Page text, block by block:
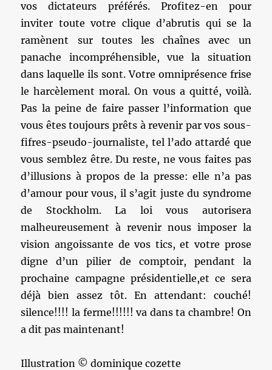
vos dictateurs préférés. Profitez-en pour
inviter toute votre clique d’abrutis qui se la
ramènent sur toutes les chaînes avec un
panache incompréhensible, vue la situation
dans laquelle ils sont. Votre omniprésence frise
le harcèlement moral. On vous a quitté, voilà.
Pas la peine de faire passer l’information que
vous êtes toujours prêts à revenir par vos sous-
fifres-pseudo-journaliste, tel l’ado attardé que
vous semblez être. Du reste, ne vous faites pas
d’illusions à propos de la presse: elle n’a pas
d’amour pour vous, il s’agit juste du syndrome
de Stockholm. La loi vous autorisera
malheureusement à revenir nous imposer la
vision angoissante de vos tics, et votre prose
digne d’un pilier de comptoir, pendant la
prochaine campagne présidentielle,et ce sera
déjà bien assez tôt. En attendant: couché!
silence!!!! la ferme!!!!!! va dans ta chambre! On
a dit pas maintenant!
Illustration © dominique cozette